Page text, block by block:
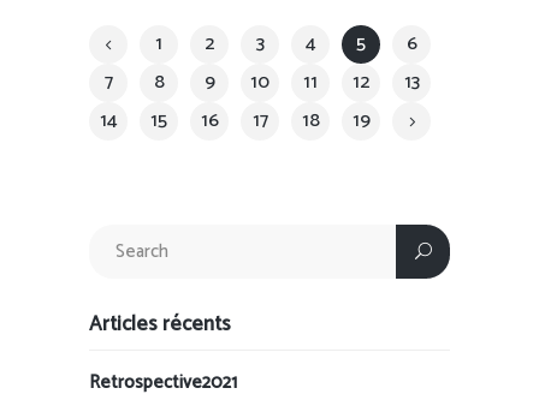
1 2 3 4 5
6
7
8 9 10 11 12
13
14
15 16 17 18 19
Articles récents
Retrospective2021